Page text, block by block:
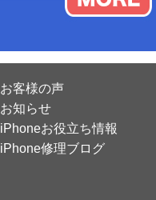
お客様の声
お知らせ
iPhoneお役立ち情報
iPhone修理ブログ